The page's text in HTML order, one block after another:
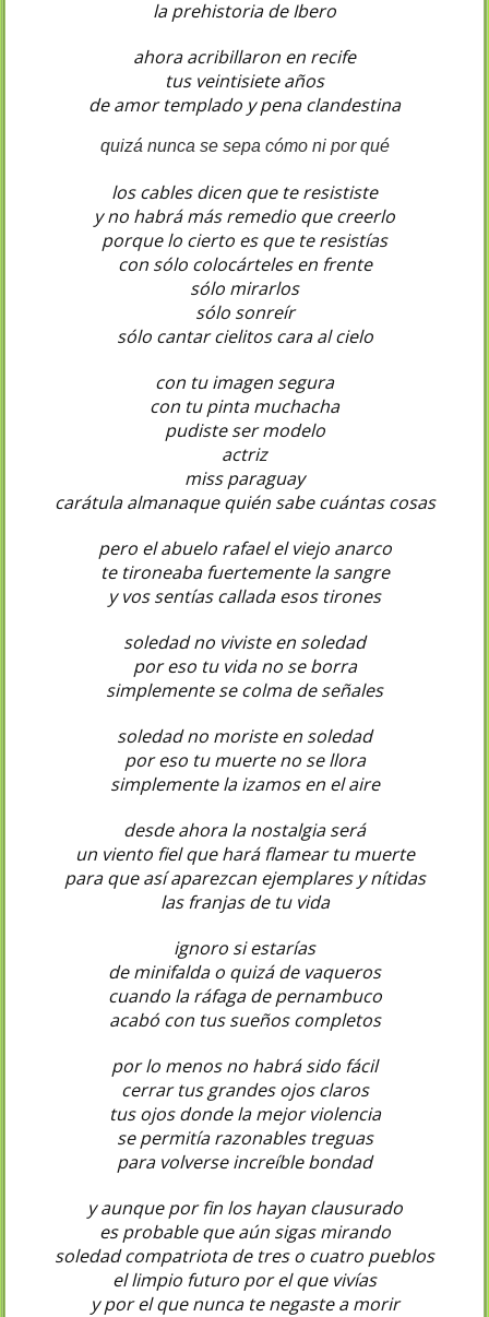
la prehistoria de Ibero
ahora acribillaron en recife
tus veintisiete años
de amor templado y pena clandestina
quizá nunca se sepa cómo ni por qué
los cables dicen que te resististe
y no habrá más remedio que creerlo
porque lo cierto es que te resistías
con sólo colocárteles en frente
sólo mirarlos
sólo sonreír
sólo cantar cielitos cara al cielo
con tu imagen segura
con tu pinta muchacha
pudiste ser modelo
actriz
miss paraguay
carátula almanaque quién sabe cuántas cosas
pero el abuelo rafael el viejo anarco
te tironeaba fuertemente la sangre
y vos sentías callada esos tirones
soledad no viviste en soledad
por eso tu vida no se borra
simplemente se colma de señales
soledad no moriste en soledad
por eso tu muerte no se llora
simplemente la izamos en el aire
desde ahora la nostalgia será
un viento fiel que hará flamear tu muerte
para que así aparezcan ejemplares y nítidas
las franjas de tu vida
ignoro si estarías
de minifalda o quizá de vaqueros
cuando la ráfaga de pernambuco
acabó con tus sueños completos
por lo menos no habrá sido fácil
cerrar tus grandes ojos claros
tus ojos donde la mejor violencia
se permitía razonables treguas
para volverse increíble bondad
y aunque por fin los hayan clausurado
es probable que aún sigas mirando
soledad compatriota de tres o cuatro pueblos
el limpio futuro por el que vivías
y por el que nunca te negaste a morir